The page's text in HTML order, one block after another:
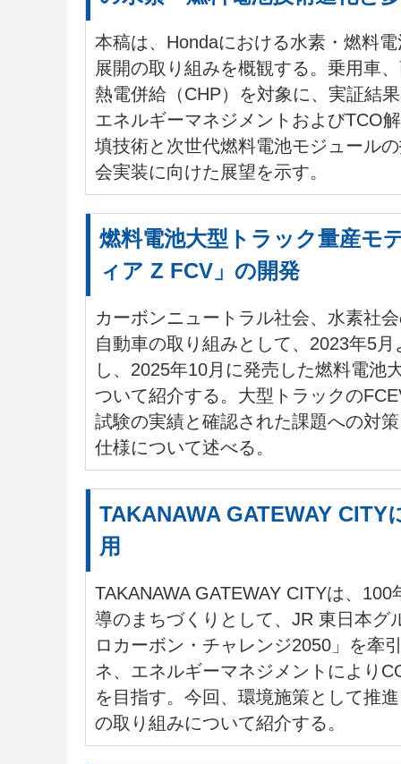
本稿は、Hondaにおける水素・燃料
展開の取り組みを概観する。乗用車
熱電併給（CHP）を対象に、実証結
エネルギーマネジメントおよびTCO
填技術と次世代燃料電池モジュール
会実装に向けた展望を示す。
燃料電池大型トラック量産モ
ィア Z FCV」の開発
カーボンニュートラル社会、水素社
自動車の取り組みとして、2023年5
し、2025年10月に発売した燃料電池
ついて紹介する。大型トラックの
試験の実績と確認された課題への対
仕様について述べる。
TAKANAWA GATEWAY CITY
用
TAKANAWA GATEWAY CITYは、
導のまちづくりとして、JR 東日本グ
ロカーボン・チャレンジ2050」を牽
ネ、エネルギーマネジメントにより
を目指す。今回、環境施策として推
の取り組みについて紹介する。